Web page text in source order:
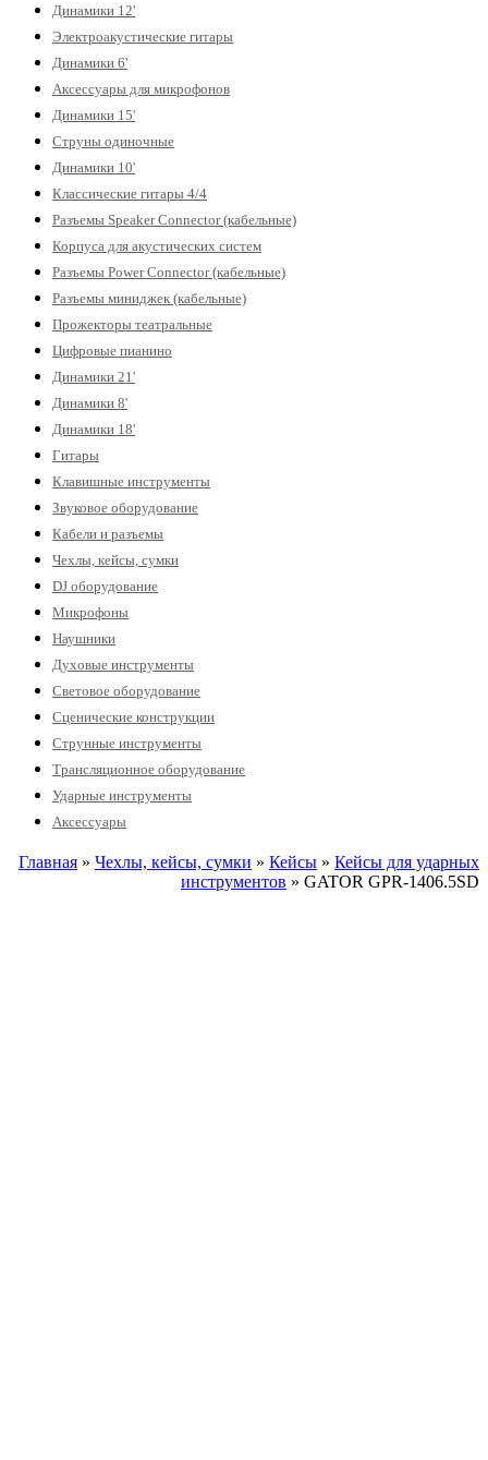
Динамики 12'
Электроакустические гитары
Динамики 6'
Аксессуары для микрофонов
Динамики 15'
Струны одиночные
Динамики 10'
Классические гитары 4/4
Разъемы Speaker Connector (кабельные)
Корпуса для акустических систем
Разъемы Power Connector (кабельные)
Разъемы миниджек (кабельные)
Прожекторы театральные
Цифровые пианино
Динамики 21'
Динамики 8'
Динамики 18'
Гитары
Клавишные инструменты
Звуковое оборудование
Кабели и разъемы
Чехлы, кейсы, сумки
DJ оборудование
Микрофоны
Наушники
Духовые инструменты
Световое оборудование
Сценические конструкции
Струнные инструменты
Трансляционное оборудование
Ударные инструменты
Аксессуары
Главная » Чехлы, кейсы, сумки » Кейсы » Кейсы для ударных
инструментов » GATOR GPR-1406.5SD